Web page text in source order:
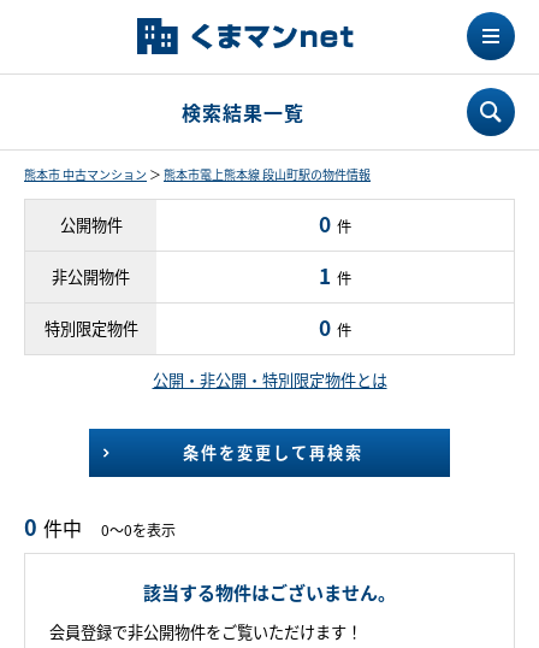
検索結果一覧
熊本市 中古マンション ＞ 熊本市電上熊本線 段山町駅の物件情報
公開物件 0 件
非公開物件 1 件
特別限定物件 0 件
公開・非公開・特別限定物件とは
条件を変更して再検索
0 件中 0～0を表示
該当する物件はございません。
会員登録で非公開物件をご覧いただけます！